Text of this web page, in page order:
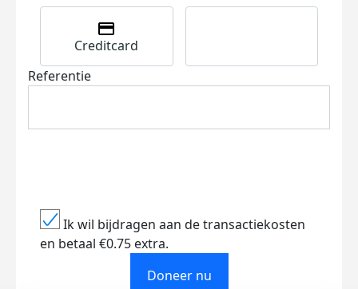
Creditcard
Referentie
Ik wil bijdragen aan de transactiekosten
en betaal €0.75 extra.
Doneer nu